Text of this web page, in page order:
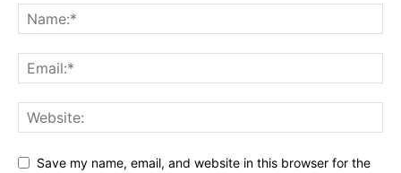
Save my name, email, and website in this browser for the